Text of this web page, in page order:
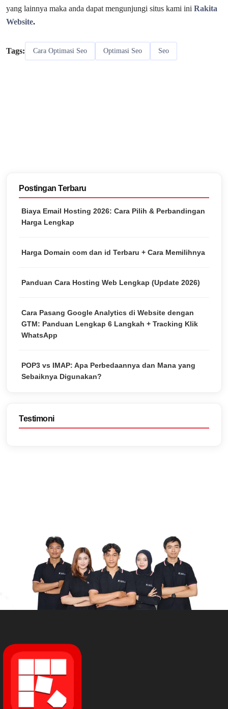
yang lainnya maka anda dapat mengunjungi situs kami ini Rakita
Website.
Tags: Cara Optimasi Seo Optimasi Seo Seo
Postingan Terbaru
Biaya Email Hosting 2026: Cara Pilih & Perbandingan
Harga Lengkap
Harga Domain com dan id Terbaru + Cara Memilihnya
Panduan Cara Hosting Web Lengkap (Update 2026)
Cara Pasang Google Analytics di Website dengan
GTM: Panduan Lengkap 6 Langkah + Tracking Klik
WhatsApp
POP3 vs IMAP: Apa Perbedaannya dan Mana yang
Sebaiknya Digunakan?
Testimoni